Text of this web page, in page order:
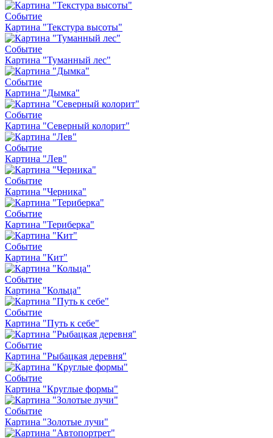
Событие
Картина "Текстура высоты"
Событие
Картина "Туманный лес"
Событие
Картина "Дымка"
Событие
Картина "Северный колорит"
Событие
Картина "Лев"
Событие
Картина "Черника"
Событие
Картина "Териберка"
Событие
Картина "Кит"
Событие
Картина "Кольца"
Событие
Картина "Путь к себе"
Событие
Картина "Рыбацкая деревня"
Событие
Картина "Круглые формы"
Событие
Картина "Золотые лучи"